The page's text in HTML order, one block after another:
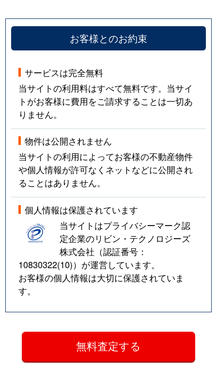
お客様とのお約束
サービスは完全無料
当サイトの利用料はすべて無料です。当サイ
トがお客様に費用をご請求することは一切あ
りません。
物件は公開されません
当サイトの利用によってお客様の不動産物件
や個人情報が許可なくネットなどに公開され
ることはありません。
個人情報は保護されています
当サイトはプライバシーマーク認
定企業のリビン・テクノロジーズ
株式会社（認証番号：
10830322(10)）が運営しています。
お客様の個人情報は大切に保護されていま
す。